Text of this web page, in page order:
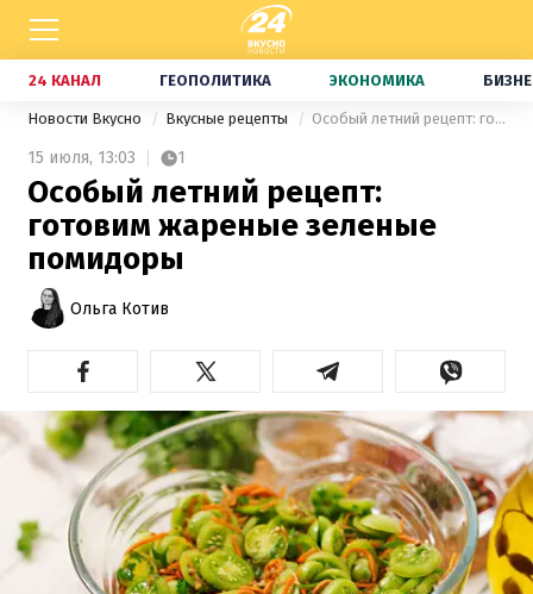
24 КАНАЛ ГЕОПОЛИТИКА ЭКОНОМИКА
Новости Вкусно Вкусные рецепты Особый летний рецепт: готовим жареные зеленые помидоры
15 июля, 13:03 1
Особый летний рецепт:
готовим жареные зеленые
помидоры
Ольга Котив